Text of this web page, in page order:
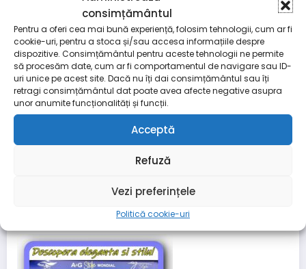
consimțământul
Pentru a oferi cea mai bună experiență, folosim tehnologii, cum ar fi
cookie-uri, pentru a stoca și/sau accesa informațiile despre
dispozitive. Consimțământul pentru aceste tehnologii ne permite
să procesăm date, cum ar fi comportamentul de navigare sau ID-
uri unice pe acest site. Dacă nu îți dai consimțământul sau îți
retragi consimțământul dat poate avea afecte negative asupra
unor anumite funcționalități și funcții.
Acceptă
Refuză
Vezi preferințele
Politică cookie-uri